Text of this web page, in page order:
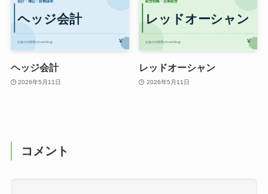
ヘッジ会計
2026年5月11日
レッドオーシャン
2026年5月11日
コメント